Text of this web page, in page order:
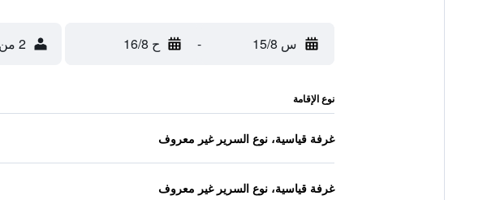
س 15/8 - ح 16/8 2 من الضيوف، غرفة واحدة
نوع الإقامة
غرفة قياسية، نوع السرير غير معروف
غرفة قياسية، نوع السرير غير معروف